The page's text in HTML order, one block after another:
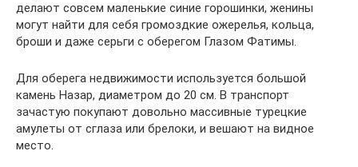
делают совсем маленькие синие горошинки, женины
могут найти для себя громоздкие ожерелья, кольца,
броши и даже серьги с оберегом Глазом Фатимы.
Для оберега недвижимости используется большой
камень Назар, диаметром до 20 см. В транспорт
зачастую покупают довольно массивные турецкие
амулеты от сглаза или брелоки, и вешают на видное
место.